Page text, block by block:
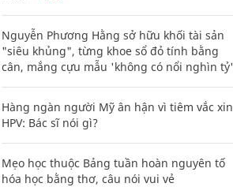
Nguyễn Phương Hằng sở hữu khối tài sản
"siêu khủng", từng khoe sổ đỏ tính bằng
cân, mắng cựu mẫu 'không có nổi nghìn tỷ'
Hàng ngàn người Mỹ ân hận vì tiêm vắc xin
HPV: Bác sĩ nói gì?
Mẹo học thuộc Bảng tuần hoàn nguyên tố
hóa học bằng thơ, câu nói vui vẻ